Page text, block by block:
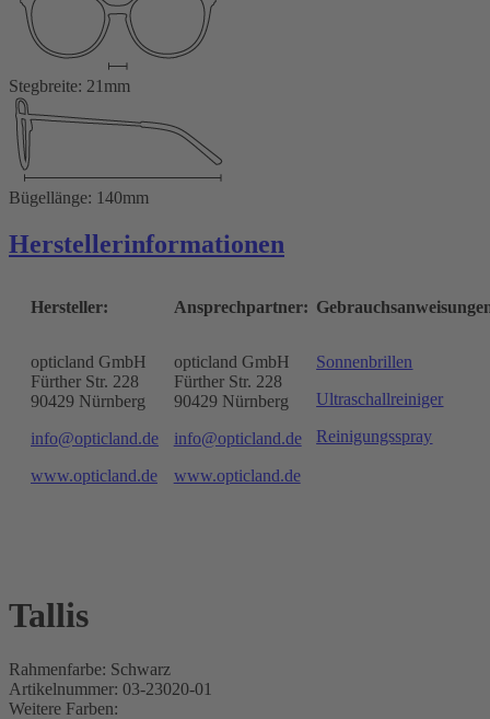
Stegbreite: 21mm
Bügellänge: 140mm
Herstellerinformationen
Hersteller:
opticland GmbH
Fürther Str. 228
90429 Nürnberg
info@opticland.de
www.opticland.de
Ansprechpartner:
opticland GmbH
Fürther Str. 228
90429 Nürnberg
info@opticland.de
www.opticland.de
Sonnenbrillen
Ultraschallreiniger
Reinigungsspray
Tallis
Rahmenfarbe: Schwarz
Artikelnummer: 03-23020-01
Weitere Farben: